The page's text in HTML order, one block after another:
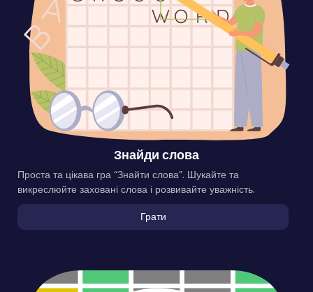
Знайди слова
Проста та цікава гра “Знайти слова”. Шукайте та
викреслюйте заховані слова і розвивайте уважність.
Грати